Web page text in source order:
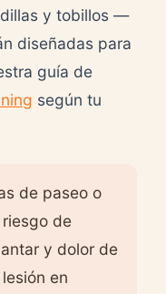
y tobillos —
diseñadas para
guía de
según tu
de paseo o
de
y dolor de
en